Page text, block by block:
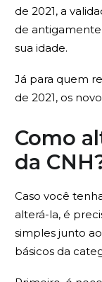
de 2021, a
de
sua idade.
Já para quem
de 2021, os
Como
da
Caso você
alterá-la, é
simples junto
básicos da